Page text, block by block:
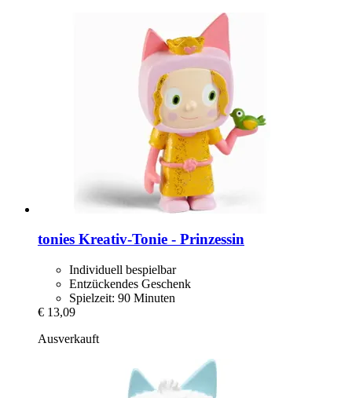
tonies Kreativ-​Tonie -​ Prinzessin
Individuell bespielbar
Entzückendes Geschenk
Spielzeit: 90 Minuten
€ 13,09
Ausverkauft